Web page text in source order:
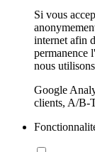
Si vous
internet afin
permanence
nous
Google
clients, A/B-